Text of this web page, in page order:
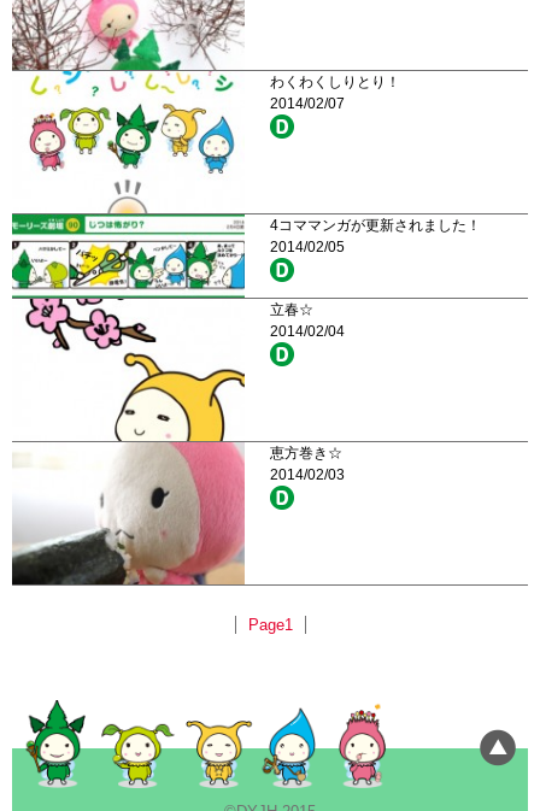
わくわくしりとり！
2014/02/07
4コママンガが更新されました！
2014/02/05
立春☆
2014/02/04
恵方巻き☆
2014/02/03
Page1